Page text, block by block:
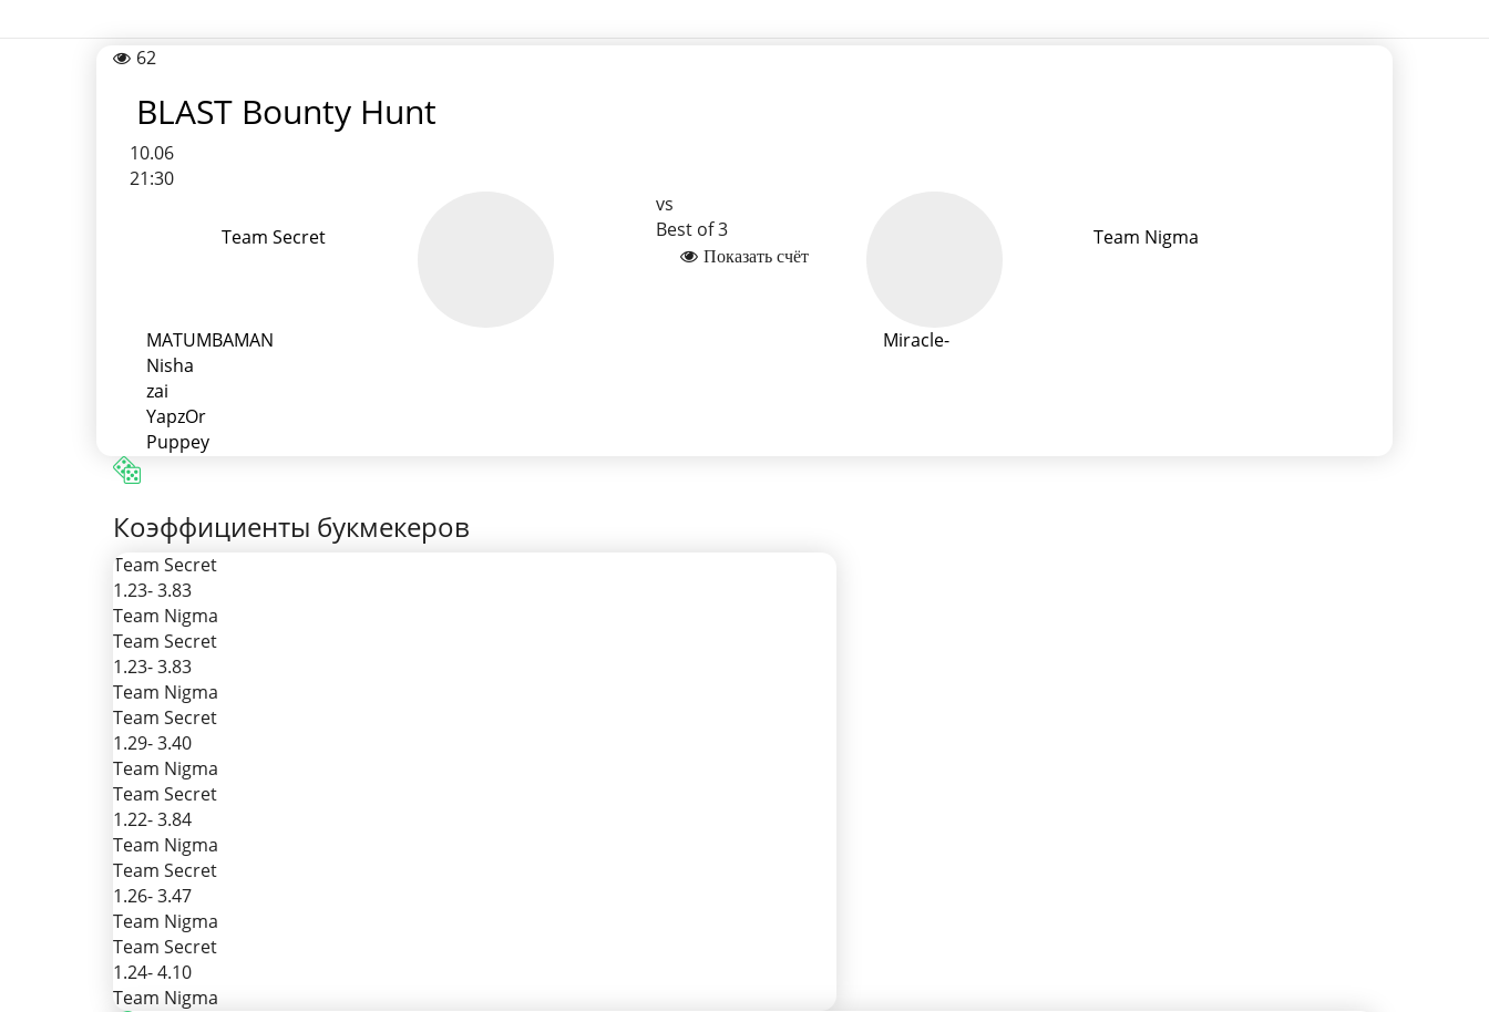
62
BLAST Bounty Hunt
10.06
21:30
Team Secret
MATUMBAMAN
Nisha
zai
YapzOr
Puppey
vs
Best of 3
Показать счёт
Team Nigma
Miracle-
Коэффициенты букмекеров
Team Secret
1.23- 3.83
Team Nigma
Team Secret
1.23- 3.83
Team Nigma
Team Secret
1.29- 3.40
Team Nigma
Team Secret
1.22- 3.84
Team Nigma
Team Secret
1.26- 3.47
Team Nigma
Team Secret
1.24- 4.10
Team Nigma